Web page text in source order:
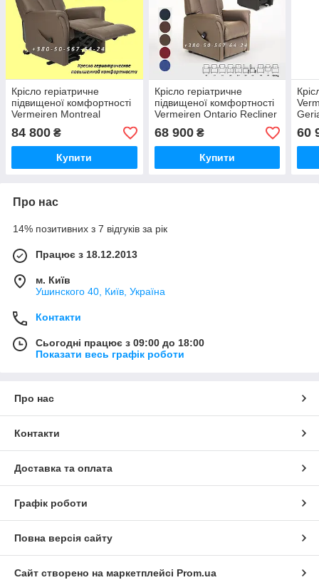
Крісло геріатричне
підвищеної комфортності
Vermeiren Montreal
Geriatric Chair for Seniors
84 800 ₴
Купити
Крісло геріатричне
підвищеної комфортності
Vermeiren Ontario Reclіner
and Lifting Geriatric Chair
68 900₴
Купити
60
Про нас
14% позитивних з 7 відгуків за рік
Працює з 18.12.2013
м. Київ
Ушинского 40, Київ, Україна
Контакти
Сьогодні працює з 09:00 до 18:00
Показати весь графік роботи
Про нас
Контакти
Доставка та оплата
Графік роботи
Повна версія сайту
Сайт створено на маркетплейсі Prom.ua